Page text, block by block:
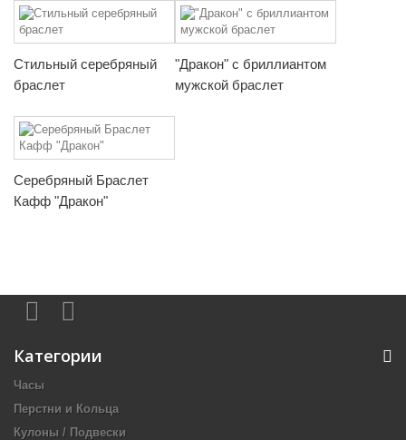
Стильный серебряный
браслет
"Дракон" с бриллиантом
мужской браслет
Серебряный Браслет
Кафф "Дракон"
Категории
Часы
Перстни и Кольца
Кулоны / Подвески